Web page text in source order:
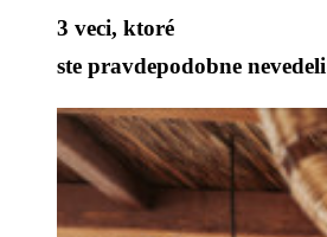
3 veci, ktoré
ste pravdepodobne nevedeli